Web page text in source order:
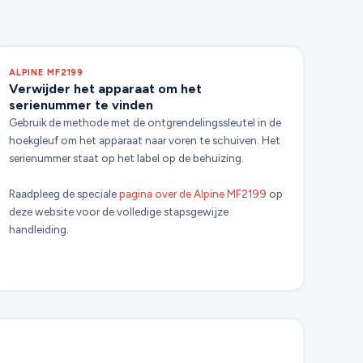
ALPINE MF2199
Verwijder het apparaat om het
serienummer te vinden
Gebruik de methode met de ontgrendelingssleutel in de
hoekgleuf om het apparaat naar voren te schuiven. Het
serienummer staat op het label op de behuizing.
Raadpleeg de specialepagina over de Alpine MF2199 op
deze website voor de volledige stapsgewijze
handleiding.